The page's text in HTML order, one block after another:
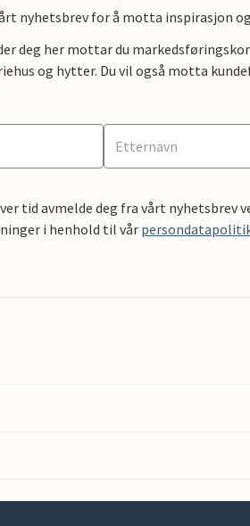
nyhetsbrev for å motta inspirasjon
deg her mottar du
og hytter. Du vil også motta
tid avmelde deg fra vårt nyhetsbrev
i henhold til vår